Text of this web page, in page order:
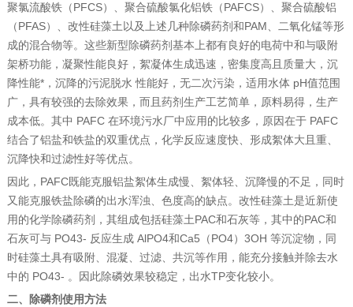
聚氯流酸铁（PFCS）、聚合硫酸氯化铝铁（PAFCS）、聚合硫酸铝
（PFAS）、改性硅藻土以及上述几种除磷药剂和PAM、二氧化锰等形
成的混合物等。这些新型除磷药剂基本上都有良好的电荷中和与吸附
架桥功能，凝聚性能良好，絮凝体生成迅速，密集度高且质量大，沉
降性能*，沉降的污泥脱水 性能好，无二次污染，适用水体 pH值范围
广，具有较强的去除效果，而且药剂生产工艺简单，原料易得，生产
成本低。其中 PAFC 在环境污水厂中应用的比较多，原因在于 PAFC
结合了铝盐和铁盐的双重优点，化学反应速度快、形成絮体大且重、
沉降快和过滤性好等优点。
因此，PAFC既能克服铝盐絮体生成慢、絮体轻、沉降慢的不足，同时
又能克服铁盐除磷的出水浑浊、色度高的缺点。改性硅藻土是近新使
用的化学除磷药剂，其组成包括硅藻土PAC和石灰等，其中的PAC和
石灰可与 PO43- 反应生成 AlPO4和Ca5（PO4）3OH 等沉淀物，同
时硅藻土具有吸附、混凝、过滤、共沉等作用，能充分接触并除去水
中的 PO43- 。因此除磷效果较稳定，出水TP变化较小。
二、除磷剂使用方法